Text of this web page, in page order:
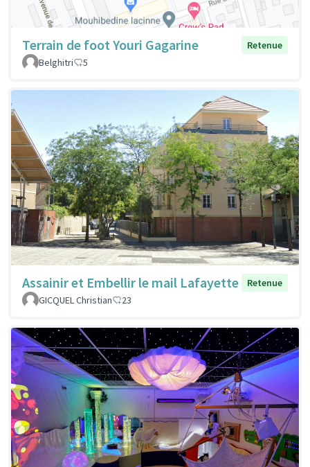
Terrain de foot Youri Gagarine
Retenue
Belghitri
5
Assainir et Embellir le mail Lafayette
Retenue
GICQUEL Christian
23